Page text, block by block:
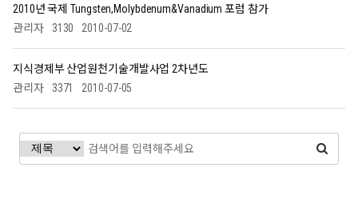
2010년 국제 Tungsten,Molybdenum&Vanadium 포럼 참가
관리자
3130 2010-07-02
지식경제부 산업원천기술개발사업 2차년도
관리자
3371 2010-07-05